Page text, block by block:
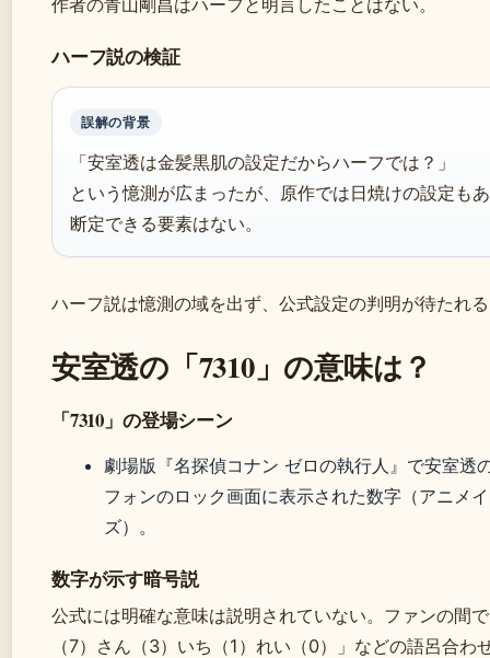
作者の青山剛昌はハーフと明言したことはない。
ハーフ説の検証
誤解の背景
「安室透は金髪黒肌の設定だからハーフでは？」
という憶測が広まったが、原作では日焼けの設定も
断定できる要素はない。
ハーフ説は憶測の域を出ず、公式設定の判明が待たれ
安室透の「7310」の意味は？
「7310」の登場シーン
劇場版『名探偵コナン ゼロの執行人』で安室透
フォンのロック画面に表示された数字（アニメ
ズ）。
数字が示す暗号説
公式には明確な意味は説明されていない。ファンの間
（7）さん（3）いち（1）れい（0）」などの語呂合わ